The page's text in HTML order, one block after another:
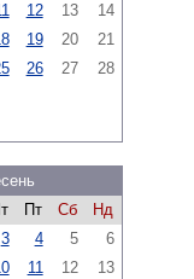
12 13
14
19 20
21
26 27
28
Пт Сб
Нд
3 4 5
6
11 12
13